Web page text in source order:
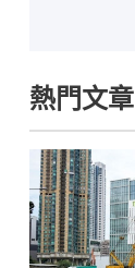
熱門文章